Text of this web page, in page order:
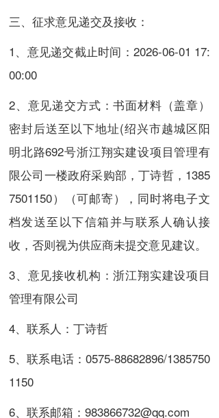
三、征求意见递交及接收：
1、意见递交截止时间：2026-06-01 17:
00:00
2、意见递交方式：书面材料（盖章）
密封后送至以下地址(绍兴市越城区阳
明北路692号浙江翔实建设项目管理有
限公司一楼政府采购部，丁诗哲， 1385
7501150）（可邮寄），同时将电子文
档发送至以下信箱并与联系人确认接
收，否则视为供应商未提交意见建议。
3、意见接收机构：浙江翔实建设项目
管理有限公司
4、联系人：丁诗哲
5、联系电话： 0575-88682896/1385750
1150
6、联系邮箱：983866732@qq.com